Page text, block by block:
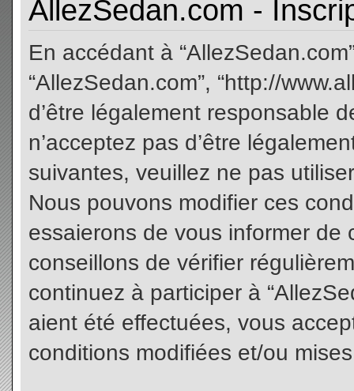
AllezSedan.com -
En accédant à
“AllezSedan.com”, “http://
d’être légalement responsable
n’acceptez pas d’être
suivantes, veuillez ne pas
Nous pouvons modifier ces
essaierons de vous informer
conseillons de vérifier
continuez à participer à
aient été effectuées, vous
conditions modifiées et/ou